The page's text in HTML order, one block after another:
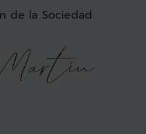
de la Sociedad